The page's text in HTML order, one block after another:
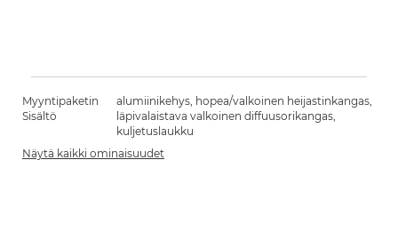
Myyntipaketin
Sisältö
alumiinikehys, hopea/valkoinen heijastinkangas,
läpivalaistava valkoinen diffuusorikangas,
kuljetuslaukku
Näytä kaikki ominaisuudet